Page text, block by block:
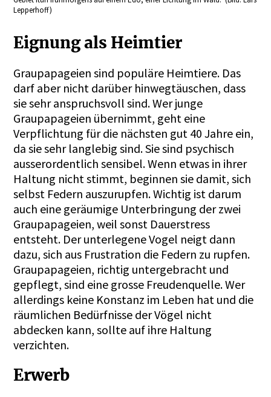
Lepperhoff)
Eignung als Heimtier
Graupapageien sind populäre Heimtiere. Das
darf aber nicht darüber hinwegtäuschen, dass
sie sehr anspruchsvoll sind. Wer junge
Graupapageien übernimmt, geht eine
Verpflichtung für die nächsten gut 40 Jahre ein,
da sie sehr langlebig sind. Sie sind psychisch
ausserordentlich sensibel. Wenn etwas in ihrer
Haltung nicht stimmt, beginnen sie damit, sich
selbst Federn auszurupfen. Wichtig ist darum
auch eine geräumige Unterbringung der zwei
Graupapageien, weil sonst Dauerstress
entsteht. Der unterlegene Vogel neigt dann
dazu, sich aus Frustration die Federn zu rupfen.
Graupapageien, richtig untergebracht und
gepflegt, sind eine grosse Freudenquelle. Wer
allerdings keine Konstanz im Leben hat und die
räumlichen Bedürfnisse der Vögel nicht
abdecken kann, sollte auf ihre Haltung
verzichten.
Erwerb